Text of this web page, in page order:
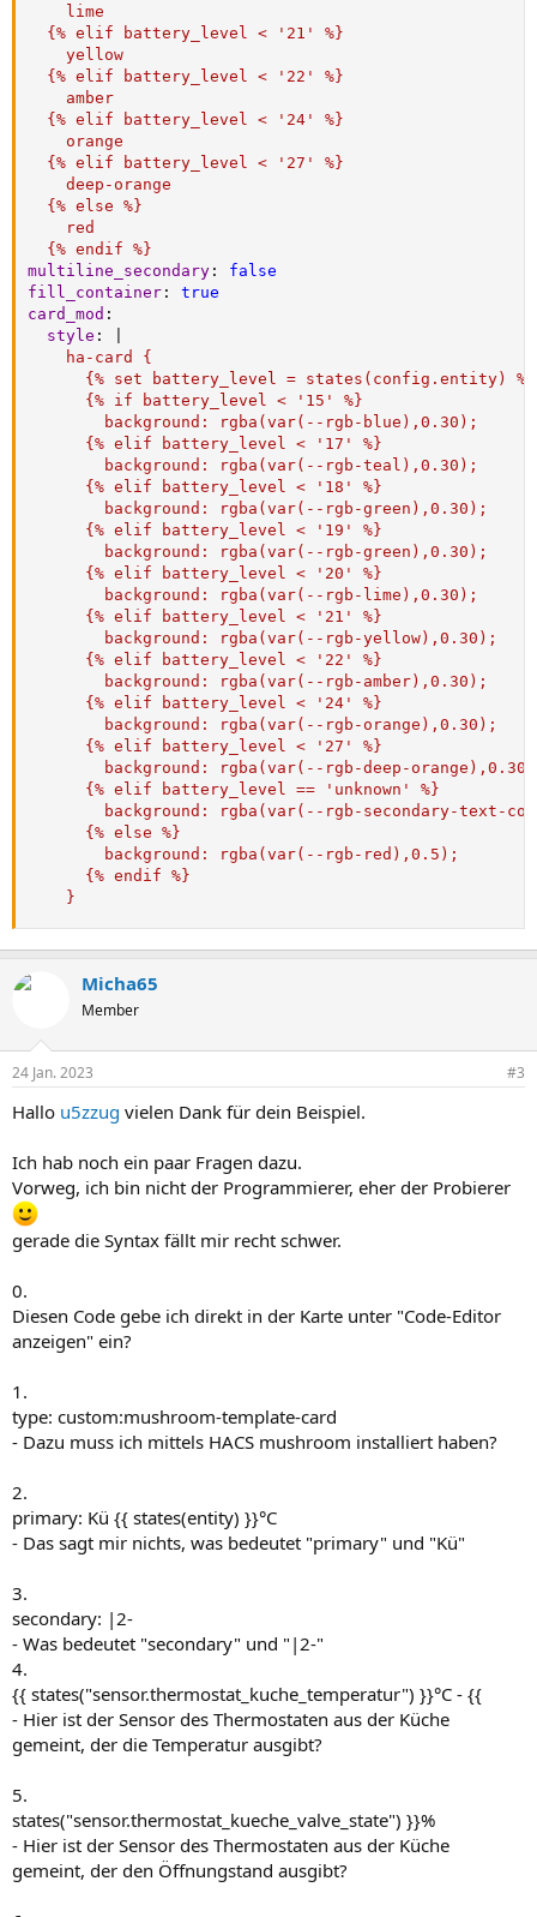
    lime
  {% elif battery_level < '21' %}
    yellow
  {% elif battery_level < '22' %}
    amber
  {% elif battery_level < '24' %}
    orange
  {% elif battery_level < '27' %}
    deep-orange
  {% else %}
    red
  {% endif %}
multiline_secondary :
false
fill_container :
true
card_mod :
style :
    ha-card {
      {% set battery_level = states(config.entity) %}
      {% if battery_level < '15' %}
        background: rgba(var(--rgb-blue),0.30);
      {% elif battery_level < '17' %}
        background: rgba(var(--rgb-teal),0.30);
      {% elif battery_level < '18' %}
        background: rgba(var(--rgb-green),0.30);
      {% elif battery_level < '19' %}
        background: rgba(var(--rgb-green),0.30);
      {% elif battery_level < '20' %}
        background: rgba(var(--rgb-lime),0.30);
      {% elif battery_level < '21' %}
        background: rgba(var(--rgb-yellow),0.30);
      {% elif battery_level < '22' %}
        background: rgba(var(--rgb-amber),0.30);
      {% elif battery_level < '24' %}
        background: rgba(var(--rgb-orange),0.30);
      {% elif battery_level < '27' %}
background: rgba(var(--rgb-deep-
      {% elif battery_level == 'unknown' %}
background: rgba(var(--rgb-secondary-text-
      {% else %}
        background: rgba(var(--rgb-red),0.5);
      {% endif %}
    }
Micha65
Member
24 Jan. 2023 #3
Hallo u5zzug vielen Dank für dein Beispiel.
Ich hab noch ein paar Fragen dazu.
Vorweg, ich bin nicht der Programmierer, eher der Probierer
gerade die Syntax fällt mir recht schwer.
0.
Diesen Code gebe ich direkt in der Karte unter "Code-Editor
anzeigen" ein?
1.
type: custom:mushroom-template-card
- Dazu muss ich mittels HACS mushroom installiert haben?
2.
primary: Kü {{ states(entity) }}°C
- Das sagt mir nichts, was bedeutet "primary" und "Kü"
3.
secondary: |2-
- Was bedeutet "secondary" und "|2-"
4.
{{ states("sensor.thermostat_kuche_temperatur") }}°C - {{
- Hier ist der Sensor des Thermostaten aus der Küche
gemeint, der die Temperatur ausgibt?
5.
states("sensor.thermostat_kueche_valve_state") }}%
- Hier ist der Sensor des Thermostaten aus der Küche
gemeint, der den Öffnungstand ausgibt?